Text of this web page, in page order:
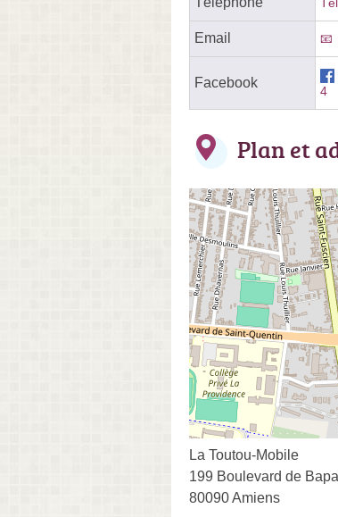
Email
Facebook
4
Plan et
La Toutou-Mobile
199 Boulevard de
80090 Amiens